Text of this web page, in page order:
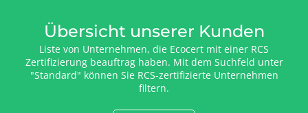
Übersicht unserer Kunden
Liste von Unternehmen, die Ecocert mit einer RCS
Zertifizierung beauftrag haben. Mit dem Suchfeld unter
"Standard" können Sie RCS-zertifizierte Unternehmen
filtern.